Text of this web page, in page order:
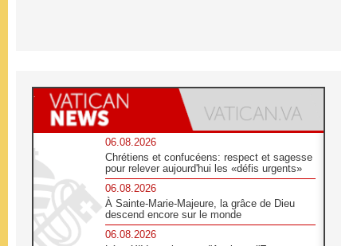
06.08.2026
Chrétiens et confucéens: respect et sagesse
pour relever aujourd'hui les «défis urgents»
06.08.2026
À Sainte-Marie-Majeure, la grâce de Dieu
descend encore sur le monde
06.08.2026